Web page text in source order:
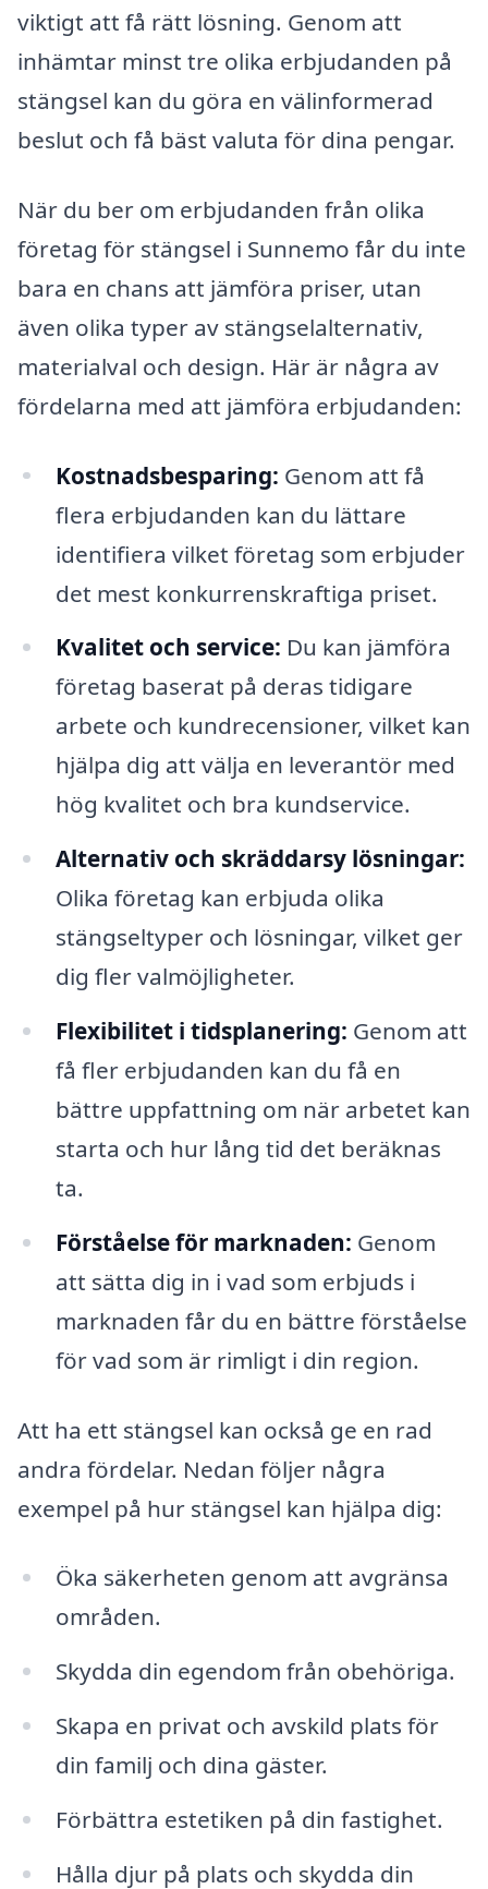
viktigt att få rätt lösning. Genom att
inhämtar minst tre olika erbjudanden på
stängsel kan du göra en välinformerad
beslut och få bäst valuta för dina pengar.
När du ber om erbjudanden från olika
företag för stängsel i Sunnemo får du inte
bara en chans att jämföra priser, utan
även olika typer av stängselalternativ,
materialval och design. Här är några av
fördelarna med att jämföra erbjudanden:
Kostnadsbesparing: Genom att få
flera erbjudanden kan du lättare
identifiera vilket företag som erbjuder
det mest konkurrenskraftiga priset.
Kvalitet och service: Du kan jämföra
företag baserat på deras tidigare
arbete och kundrecensioner, vilket kan
hjälpa dig att välja en leverantör med
hög kvalitet och bra kundservice.
Alternativ och skräddarsy lösningar:
Olika företag kan erbjuda olika
stängseltyper och lösningar, vilket ger
dig fler valmöjligheter.
Flexibilitet i tidsplanering: Genom att
få fler erbjudanden kan du få en
bättre uppfattning om när arbetet kan
starta och hur lång tid det beräknas
ta.
Förståelse för marknaden: Genom
att sätta dig in i vad som erbjuds i
marknaden får du en bättre förståelse
för vad som är rimligt i din region.
Att ha ett stängsel kan också ge en rad
andra fördelar. Nedan följer några
exempel på hur stängsel kan hjälpa dig:
Öka säkerheten genom att avgränsa
områden.
Skydda din egendom från obehöriga.
Skapa en privat och avskild plats för
din familj och dina gäster.
Förbättra estetiken på din fastighet.
Hålla djur på plats och skydda din